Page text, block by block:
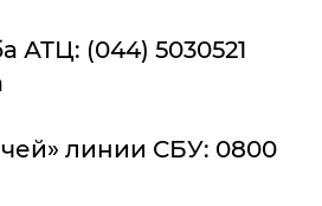
АТЦ: (044) 5030521
линии СБУ: 0800